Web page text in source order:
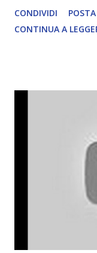
CONDIVIDI
CONTINUA A